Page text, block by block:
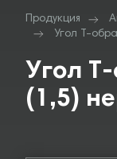
Продукция
Угол Т-
Угол
(1,5)